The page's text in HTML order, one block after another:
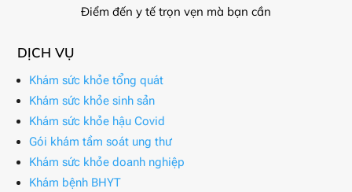
Điểm đến y tế trọn vẹn mà bạn cần
DỊCH VỤ
Khám sức khỏe tổng quát
Khám sức khỏe sinh sản
Khám sức khỏe hậu Covid
Gói khám tầm soát ung thư
Khám sức khỏe doanh nghiệp
Khám bệnh BHYT